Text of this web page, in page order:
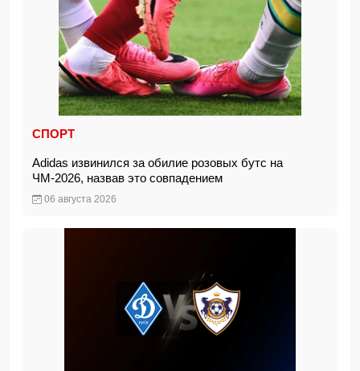
СПОРТ
Adidas извинился за обилие розовых бутс на
ЧМ-2026, назвав это совпадением
06 августа 2026